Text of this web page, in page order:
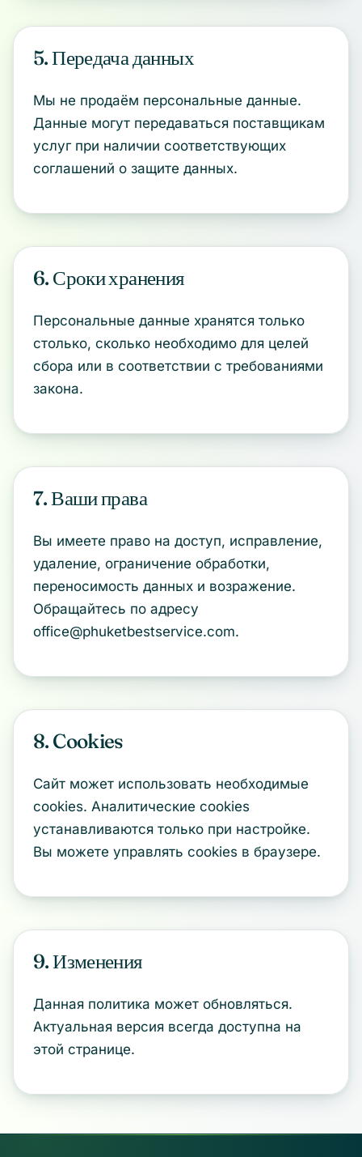
5. Передача данных
Мы не продаём персональные данные.
Данные могут передаваться поставщикам
услуг при наличии соответствующих
соглашений о защите данных.
6. Сроки хранения
Персональные данные хранятся только
столько, сколько необходимо для целей
сбора или в соответствии с требованиями
закона.
7. Ваши права
Вы имеете право на доступ, исправление,
удаление, ограничение обработки,
переносимость данных и возражение.
Обращайтесь по адресу
office@phuketbestservice.com.
8. Cookies
Сайт может использовать необходимые
cookies. Аналитические cookies
устанавливаются только при настройке.
Вы можете управлять cookies в браузере.
9. Изменения
Данная политика может обновляться.
Актуальная версия всегда доступна на
этой странице.